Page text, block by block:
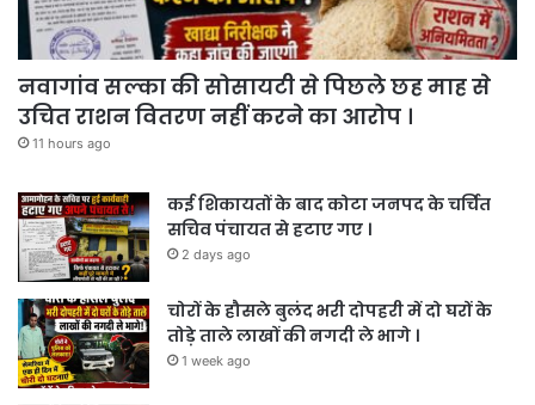
नवागांव सल्का की सोसायटी से पिछले छह माह से
उचित राशन वितरण नहीं करने का आरोप ।
11 hours ago
कई शिकायतों के बाद कोटा जनपद के चर्चित
सचिव पंचायत से हटाए गए ।
2 days ago
चोरों के हौसले बुलंद भरी दोपहरी में दो घरों के
तोड़े ताले लाखों की नगदी ले भागे ।
1 week ago